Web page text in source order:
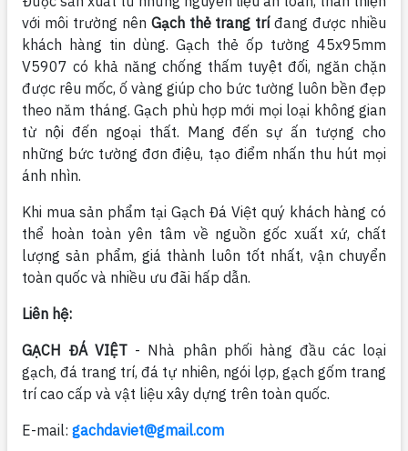
với môi trường nên Gạch thẻ trang tríđang được nhiều
khách hàng tin dùng. Gạch thẻ ốp tường 45x95mm
V5907 có khả năng chống thấm tuyệt đối, ngăn chặn
được rêu mốc, ố vàng giúp cho bức tường luôn bền đẹp
theo năm tháng. Gạch phù hợp mới mọi loại không gian
từ nội đến ngoại thất. Mang đến sự ấn tượng cho
những bức tường đơn điệu, tạo điểm nhấn thu hút mọi
ánh nhìn.
Khi mua sản phẩm tại Gạch Đá Việt quý khách hàng có
thể hoàn toàn yên tâm về nguồn gốc xuất xứ, chất
lượng sản phẩm, giá thành luôn tốt nhất, vận chuyển
toàn quốc và nhiều ưu đãi hấp dẫn.
Liên hệ:
GẠCH ĐÁ VIỆT - Nhà phân phối hàng đầu các loại
gạch, đá trang trí, đá tự nhiên, ngói lợp, gạch gốm trang
trí cao cấp và vật liệu xây dựng trên toàn quốc.
E-mail: gachdaviet@gmail.com